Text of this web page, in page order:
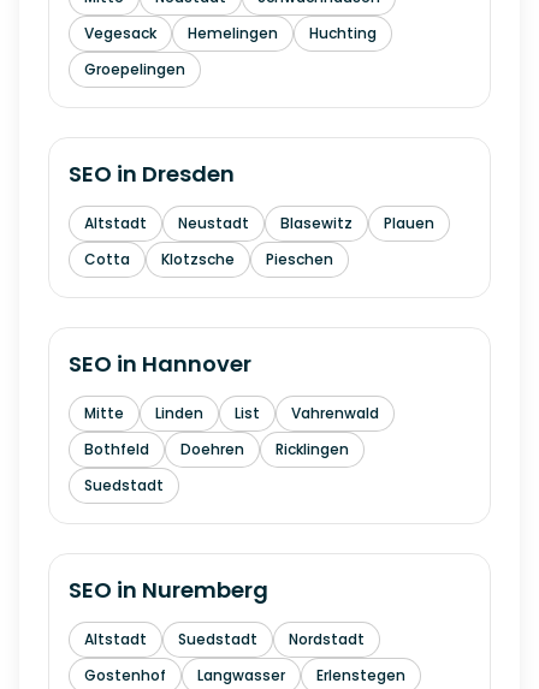
Vegesack
Hemelingen
Huchting
Groepelingen
SEO in Dresden
Altstadt Neustadt Blasewitz
Plauen
Cotta
Klotzsche Pieschen
SEO in Hannover
Mitte Linden List
Vahrenwald
Bothfeld
Doehren
Ricklingen
Suedstadt
SEO in Nuremberg
Altstadt Suedstadt
Nordstadt
Gostenhof
Langwasser
Erlenstegen